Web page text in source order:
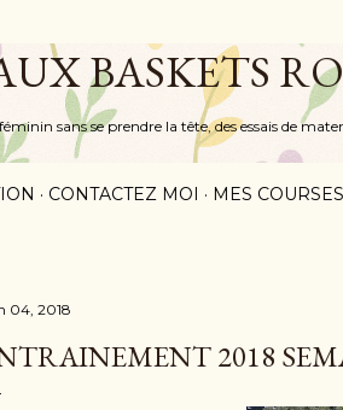
BASKETS
sans se prendre la tête, des essais de
CONTACTEZ MOI MES COURSES
04, 2018
2018